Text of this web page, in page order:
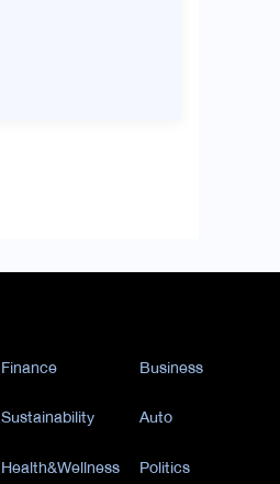
Finance
Business
Sustainability
Auto
Health&Wellness Politics